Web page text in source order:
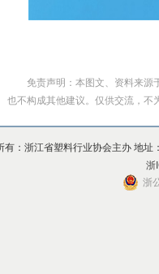
免责声明：本图文、资料来源
也不构成其他建议。仅供交流，
有：浙江省塑料行业协会主办 地
浙
浙